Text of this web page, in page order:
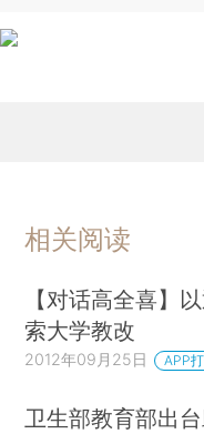
相关阅读
【对话高全喜】
索大学教改
2012年09月25日 APP
卫生部教育部出